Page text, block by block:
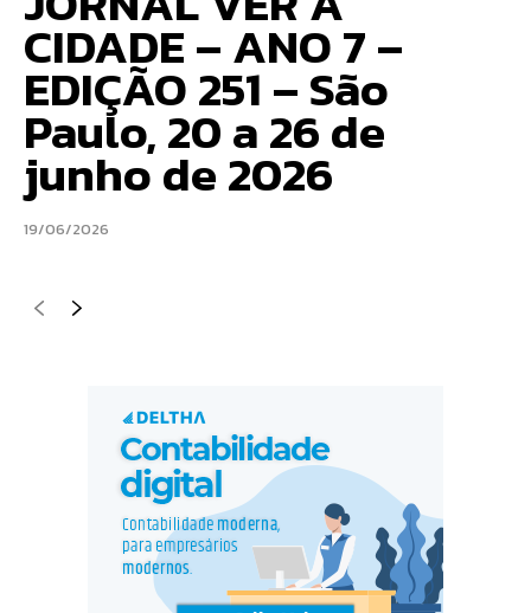
CIDADE – ANO 7 –
EDIÇÃO 251 – São
Paulo, 20 a 26 de
junho de 2026
19/06/2026